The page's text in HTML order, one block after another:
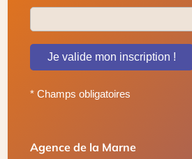
Je valide mon inscription !
* Champs obligatoires
Agence de la Marne